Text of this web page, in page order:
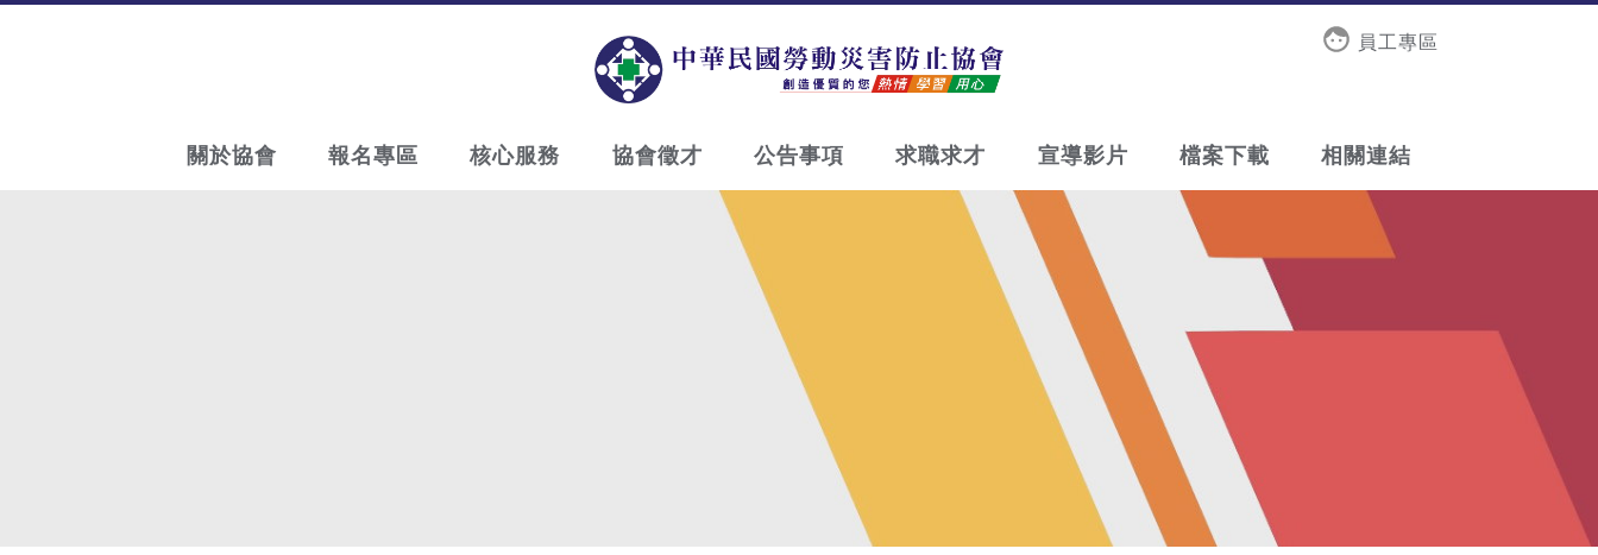
員工專區
關於協會 報名專區 核心服務 協會徵才 公告事項 求職求才 宣導影片 檔案下載 相關連結